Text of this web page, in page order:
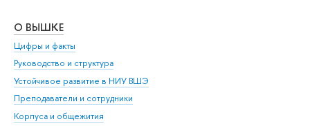
О ВЫШКЕ
Цифры и факты
Руководство и структура
Устойчивое развитие в НИУ ВШЭ
Преподаватели и сотрудники
Корпуса и общежития